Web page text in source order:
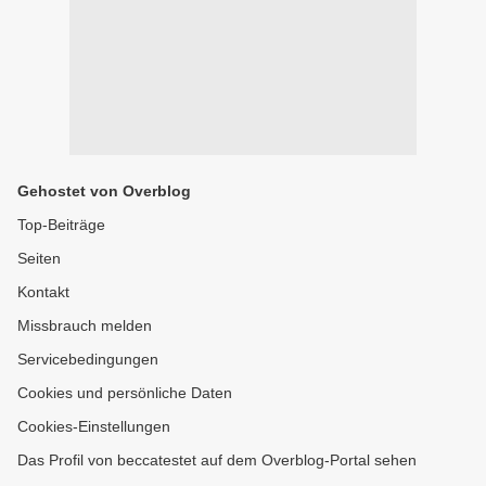
Gehostet von Overblog
Top-Beiträge
Seiten
Kontakt
Missbrauch melden
Servicebedingungen
Cookies und persönliche Daten
Cookies-Einstellungen
Das Profil von beccatestet auf dem Overblog-Portal sehen